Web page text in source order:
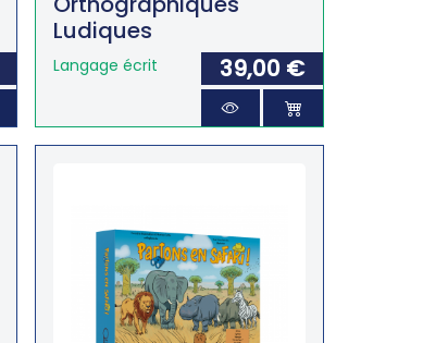
Ludiques
Langage écrit 39,00 €